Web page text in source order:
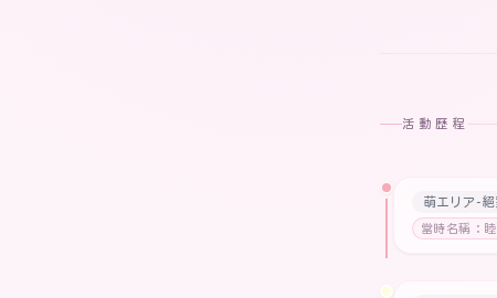
活動歷程
萌エリア-
當時名稱：